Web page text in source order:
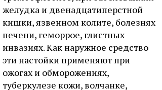
желудка и двенадцатиперстной
кишки, язвенном колите, болезнях
печени, геморрое, глистных
инвазиях. Как наружное средство
эти настойки применяют при
ожогах и обморожениях,
туберкулезе кожи, волчанке,